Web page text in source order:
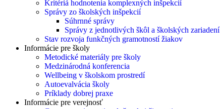
Kritériá hodnotenia komplexných inšpekcií
Správy zo školských inšpekcií
Súhrnné správy
Správy z jednotlivých škôl a školských zariadení
Stav rozvoja funkčných gramotností žiakov
Informácie pre školy
Metodické materiály pre školy
Medzinárodná konferencia
Wellbeing v školskom prostredí
Autoevalvácia školy
Príklady dobrej praxe
Informácie pre verejnosť